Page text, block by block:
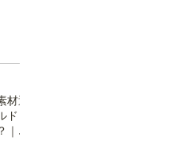
選
・
オ